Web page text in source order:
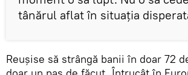
tânărul aflat în situaţia
Reuşise să strângă banii în doar 72